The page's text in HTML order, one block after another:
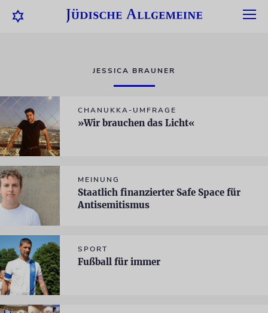
JESSICA BRAUNER
CHANUKKA-UMFRAGE
»Wir brauchen das Licht«
MEINUNG
Staatlich finanzierter Safe Space für
Antisemitismus
SPORT
Fußball für immer